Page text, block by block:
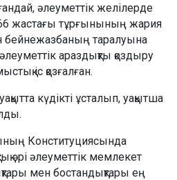
әлеуметтік желілерде
жастағы тұрғынының жария
бейнежазбаның таралуына
араздықты қоздыру
іс қозғалған.
күдікті ұсталып, уақытша
Конституциясында
әрі әлеуметтік мемлекет
мен бостандықтары ең